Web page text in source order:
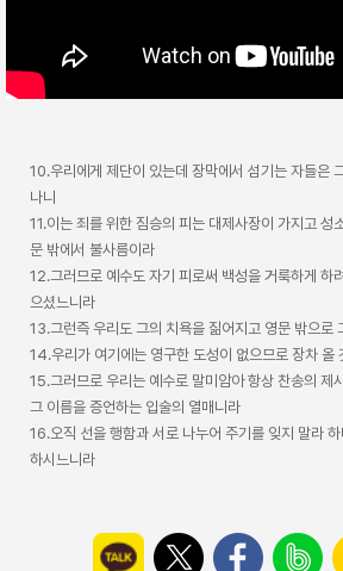
10.우리에게 제단이 있는데 장막에서 섬기는 자들은
나니
11.이는 죄를 위한 짐승의 피는 대제사장이 가지고 성
문 밖에서 불사름이라
12.그러므로 예수도 자기 피로써 백성을 거룩하게 하
으셨느니라
13.그런즉 우리도 그의 치욕을 짊어지고 영문 밖으로
14.우리가 여기에는 영구한 도성이 없으므로 장차 올
15.그러므로 우리는 예수로 말미암아 항상 찬송의 제
그 이름을 증언하는 입술의 열매니라
16.오직 선을 행함과 서로 나누어 주기를 잊지 말라
하시느니라